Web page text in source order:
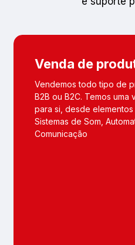
Venda de
Vendemos todo tipo de
B2B ou B2C. Temos
para si, desde
Sistemas de Som,
Comunicação